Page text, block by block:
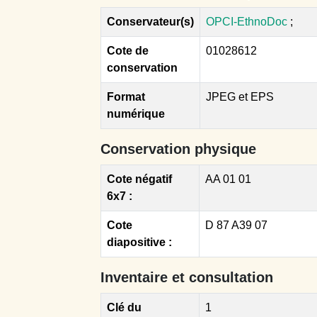
Conservateur(s) OPCI-EthnoDoc ;
Cote de
conservation
01028612
Format
numérique
JPEG et EPS
Conservation physique
Cote négatif
6x7 :
AA 01 01
Cote
diapositive :
D 87 A39 07
Inventaire et consultation
Clé du
1